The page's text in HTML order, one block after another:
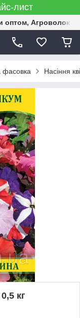
лист
оптом,
фасовка Насіння
кг